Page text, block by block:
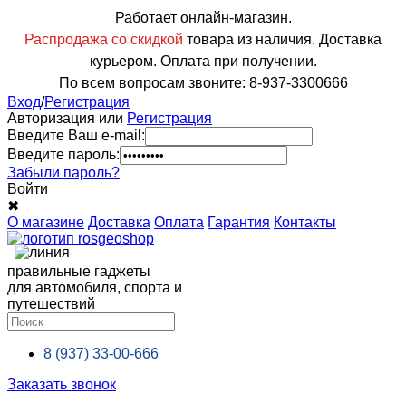
Работает онлайн-магазин.
Распродажа со скидкой товара из наличия. Доставка
курьером. Оплата при получении.
По всем вопросам звоните: 8-937-3300666
Вход/Регистрация
Авторизация или Регистрация
Введите Ваш e-mail:
Введите пароль:
Забыли пароль?
Войти
✖
О магазине Доставка Оплата Гарантия Контакты
правильные гаджеты
для автомобиля, спорта и
путешествий
8 (937) 33-00-666
Заказать звонок